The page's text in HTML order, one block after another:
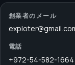
創業者のメール
電話
+972-54-582-1664